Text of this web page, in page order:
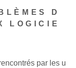
D
LOGICIE
par les u